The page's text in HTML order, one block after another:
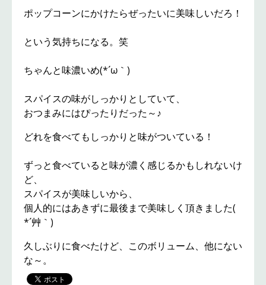
ポップコーンにかけたらぜったいに美味しいだろ！
という気持ちになる。笑
ちゃんと味濃いめ(*´ω｀)
スパイスの味がしっかりとしていて、
おつまみにはぴったりだった～♪
どれを食べてもしっかりと味がついている！
ずっと食べていると味が濃く感じるかもしれないけ
ど、
スパイスが美味しいから、
個人的にはあきずに最後まで美味しく頂きました(
*´艸｀)
久しぶりに食べたけど、このボリューム、他にない
な～。